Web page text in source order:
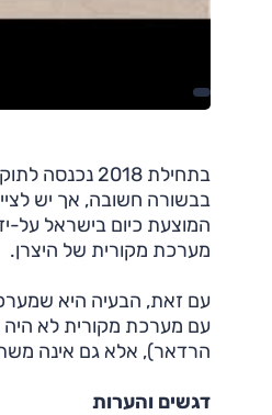
בתחילת
בבשורה חשובה, אך יש
המוצעת כיום בישראל על-
מערכת מקורית של היצרן.
עם מערכת מקורית לא היה
הרדאר), אלא גם אינה
דגשים והערות